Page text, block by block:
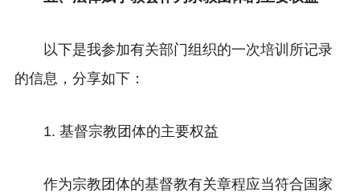
以下是我参加有关部门组织的一次培训所记录
的信息，分享如下：
1. 基督宗教团体的主要权益
作为宗教团体的基督教有关章程应当符合国家